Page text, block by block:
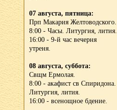
07 августа, пятница:
Прп Макария Желтоводского.
8:00 - Часы. Литургия, лития.
16:00 - 9-й час вечерня
утреня.
08 августа, суббота:
Свщм Ермолая.
8:00 - акафист св Спиридона.
Литургия, лития.
16:00 - всенощное бдение.